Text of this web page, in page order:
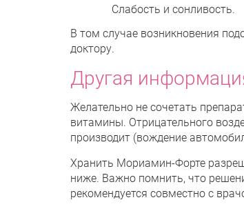
Слабость и сонливость.
В том случае возникновения
доктору.
Другая
Желательно не сочетать
витамины. Отрицательного
производит (вождение
Хранить Мориамин-Форте
ниже. Важно помнить, что
рекомендуется совместно с